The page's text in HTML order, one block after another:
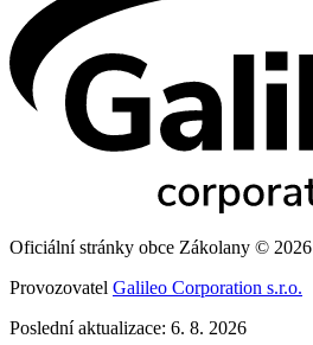
Oficiální stránky obce Zákolany © 2026
Provozovatel Galileo Corporation s.r.o.
Poslední aktualizace: 6. 8. 2026